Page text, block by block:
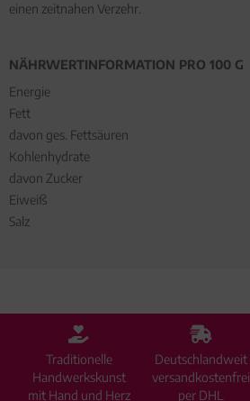
einen zeitnahen Verzehr.
NÄHRWERTINFORMATION PRO 100 G
Energie
Fett
davon ges. Fettsäuren
Kohlenhydrate
davon Zucker
Eiweiß
Salz
Traditionelle
Handwerkskunst
mit Hand und Herz
Deutschlandweit
versandkostenfrei
per DHL